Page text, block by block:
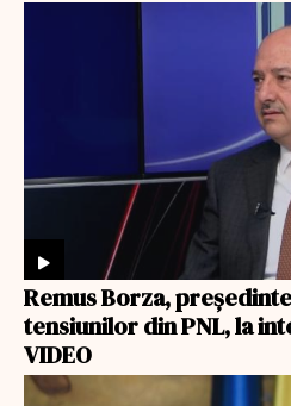
Remus Borza,
tensiunilor din PNL, la
VIDEO